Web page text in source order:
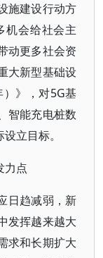
施建设行动方
机会给社会主
动更多社会资
大新型基础设
》，对5G基
智能充电桩数
立目标。
力点
日趋减弱，新
发挥越来越大
求和长期扩大